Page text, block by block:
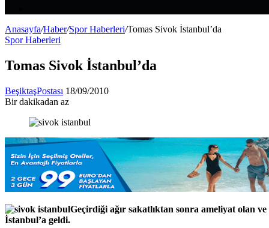
Anasayfa/Haber/Spor Haberleri/Tomas Sivok İstanbul’da
Spor Haberleri
Tomas Sivok İstanbul’da
BeşiktaşPostası Bir
e-
göndermek
18/09/2010
Bir dakikadan az
Geçirdiği ağır sakatlıktan sonra ameliyat olan
İstanbul’a geldi.